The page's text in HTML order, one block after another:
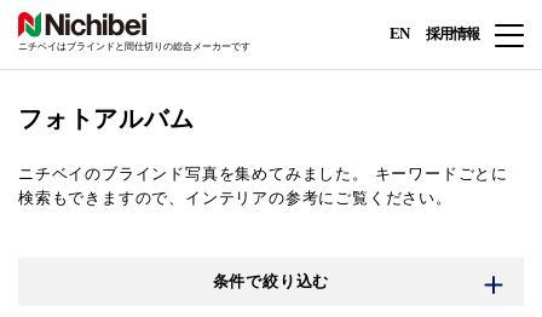
ニチベイはブラインドと間仕切りの総合メーカーです
EN 採用情報
フォトアルバム
ニチベイのブラインド写真を集めてみました。
キーワードごとに
検索もできますので、インテリアの参考にご覧ください。
条件で絞り込む